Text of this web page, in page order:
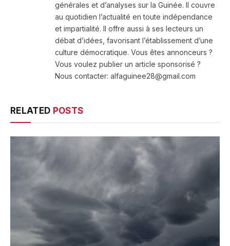
générales et d’analyses sur la Guinée. Il couvre
au quotidien l’actualité en toute indépendance
et impartialité. Il offre aussi à ses lecteurs un
débat d’idées, favorisant l’établissement d’une
culture démocratique. Vous êtes annonceurs ?
Vous voulez publier un article sponsorisé ?
Nous contacter: alfaguinee28@gmail.com
RELATED POSTS